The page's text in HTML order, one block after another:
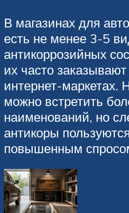
В магазинах для
есть не менее 3-5
антикоррозийных
их часто
интернет-маркетах.
можно встретить
наименований, но
антикоры
повышенным